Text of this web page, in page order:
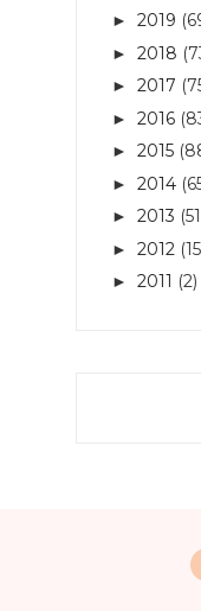
► 2019
► 2018
► 2017
► 2016
► 2015
► 2014
► 2013
► 2012
► 2011 (2)